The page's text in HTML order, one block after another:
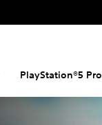
PlayStation®5 Pro